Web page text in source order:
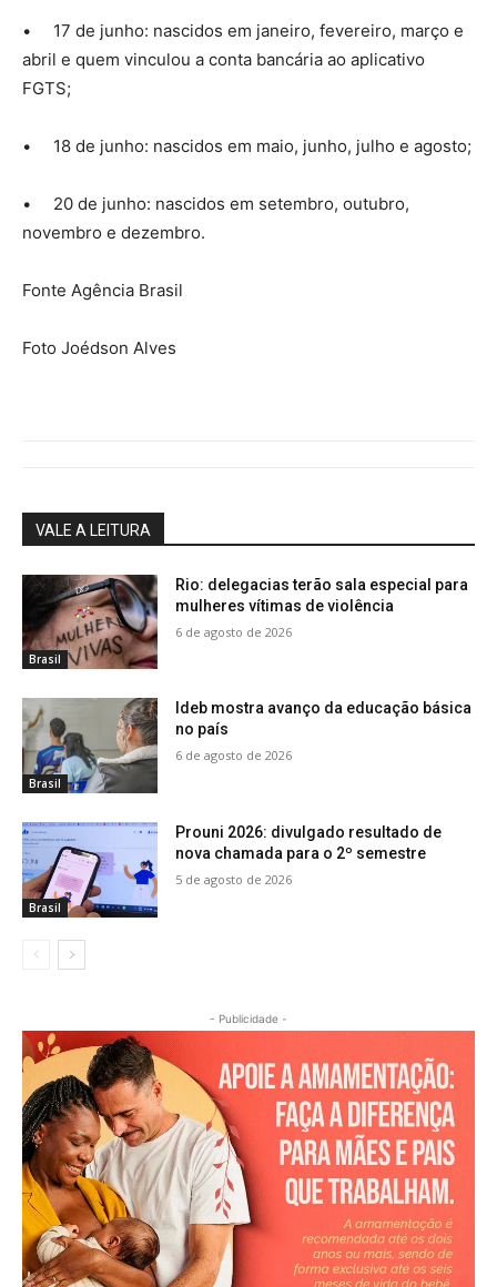
• 17 de junho: nascidos em janeiro, fevereiro, março e
abril e quem vinculou a conta bancária ao aplicativo
FGTS;
• 18 de junho: nascidos em maio, junho, julho e agosto;
• 20 de junho: nascidos em setembro, outubro,
novembro e dezembro.
Fonte Agência Brasil
Foto Joédson Alves
VALE A LEITURA
Brasil
Rio: delegacias terão sala especial para
mulheres vítimas de violência
6 de agosto de 2026
Brasil
Ideb mostra avanço da educação básica
no país
6 de agosto de 2026
Brasil
Prouni 2026: divulgado resultado de
nova chamada para o 2º semestre
5 de agosto de 2026
- Publicidade -